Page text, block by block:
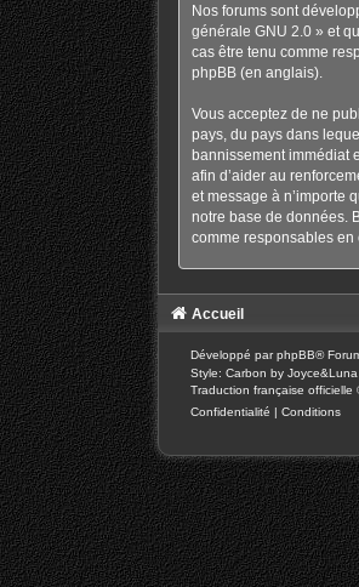
Nos forums sont
générale GNU 2.0» et
cas être tenu comme
phpBB(en anglais).
Vous acceptez de ne
pays, du pays dans
bannissement immédiat
afin d’aider au
et message à n’importe
notre base de données.
comme responsables en
Accueil
Développé parphpBB®
Style: Carbon by Joyce&Luna
Traduction française officielle
Confidentialité | Conditions